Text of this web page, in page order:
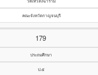
คณะจังหวัดกาญจนบุรี
179
ประถมศึกษา
ป.๕